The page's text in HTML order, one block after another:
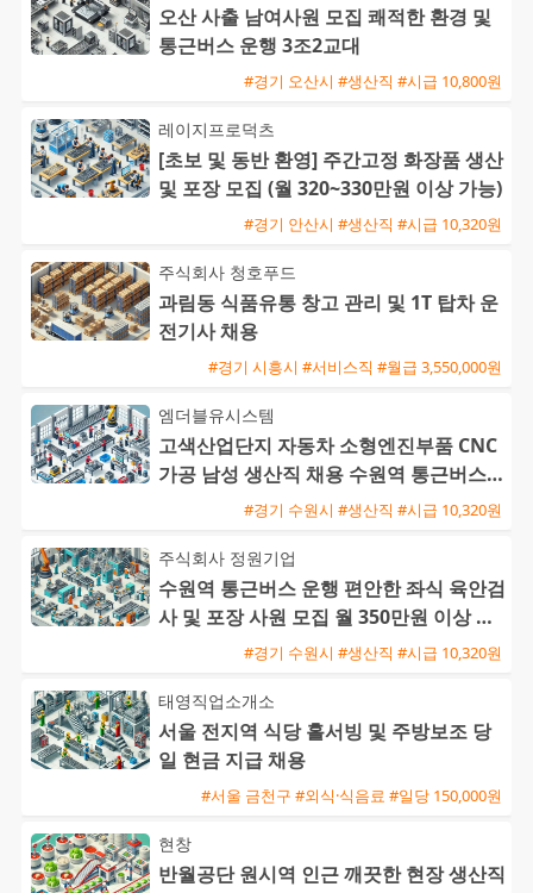
오산 사출 남여사원 모집 쾌적한 환경 및
통근버스 운행 3조2교대
#경기 오산시 #생산직 #시급 10,800원
레이지프로덕츠
[초보 및 동반 환영] 주간고정 화장품 생산
및 포장 모집 (월 320~330만원 이상 가능)
#경기 안산시 #생산직 #시급 10,320원
주식회사 청호푸드
과림동 식품유통 창고 관리 및 1T 탑차 운
전기사 채용
#경기 시흥시 #서비스직 #월급 3,550,000원
엠더블유시스템
고색산업단지 자동차 소형엔진부품 CNC
가공 남성 생산직 채용 수원역 통근버스
#경기 수원시 #생산직 #시급 10,320원
주식회사 정원기업
수원역 통근버스 운행 편안한 좌식 육안검
사 및 포장 사원 모집 월 350만원 이상 가
#경기 수원시 #생산직 #시급 10,320원
태영직업소개소
서울 전지역 식당 홀서빙 및 주방보조 당
일 현금 지급 채용
#서울 금천구 #외식·식음료 #일당 150,000원
현창
반월공단 원시역 인근 깨끗한 현장 생산직